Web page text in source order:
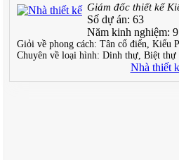
Giám đốc thiết kế
Số dự án: 63
Năm kinh nghiệm: 9
Giỏi về phong cách: Tân cổ điển, Kiểu
Chuyên về loại hình: Dinh thự, Biệt thự
Nhà thiết